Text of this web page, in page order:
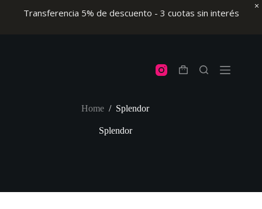
Transferencia 5% de descuento - 3 cuotas sin interés
Shopping
Home / Splendor
Splendor